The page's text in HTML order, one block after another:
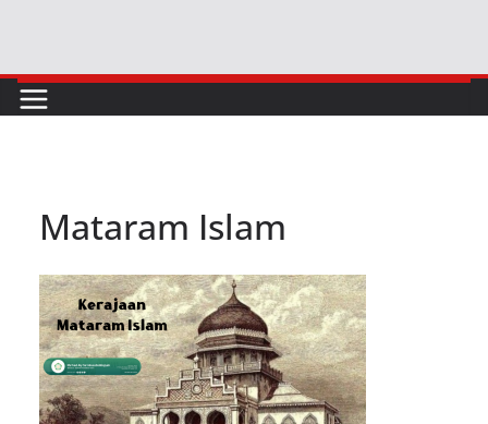
content
Mataram Islam